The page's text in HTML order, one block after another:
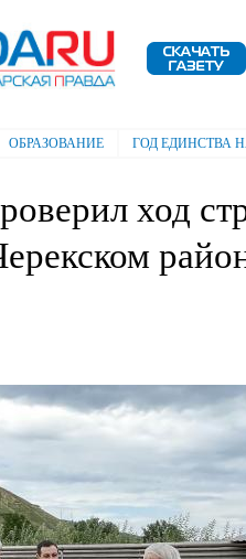
ОБРАЗОВАНИЕ ГОД ЕДИНСТВА
ход